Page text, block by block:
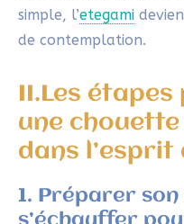
simple, l’etegami
de contemplation.
II.Les
une
dans l’esprit
1. Préparer